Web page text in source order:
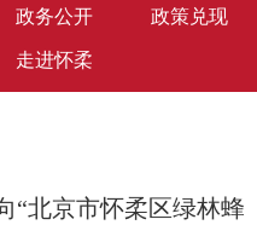
政务公开 政策兑现
走进怀柔
“北京市怀柔区绿林蜂